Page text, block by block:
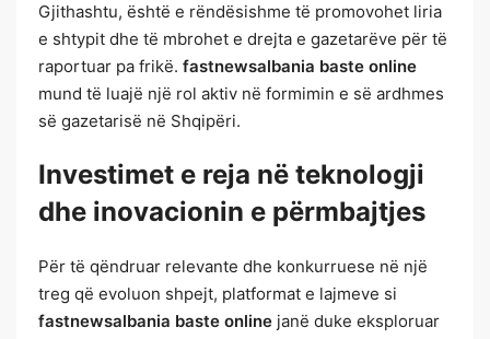
Gjithashtu, është e rëndësishme të promovohet liria
e shtypit dhe të mbrohet e drejta e gazetarëve për të
raportuar pa frikë. fastnewsalbania baste online
mund të luajë një rol aktiv në formimin e së ardhmes
së gazetarisë në Shqipëri.
Investimet e reja në teknologji
dhe inovacionin e përmbajtjes
Për të qëndruar relevante dhe konkurruese në një
treg që evoluon shpejt, platformat e lajmeve si
fastnewsalbania baste online janë duke eksploruar